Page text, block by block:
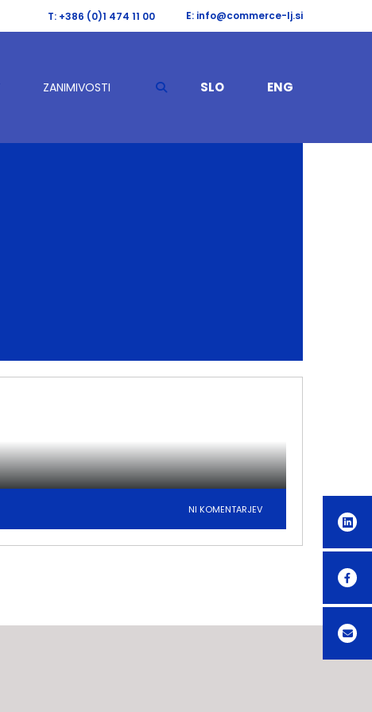
T: +386 (0)1 474 11 00 E: info@commerce-lj.si
ZANIMIVOSTI SLO ENG
NI KOMENTARJEV